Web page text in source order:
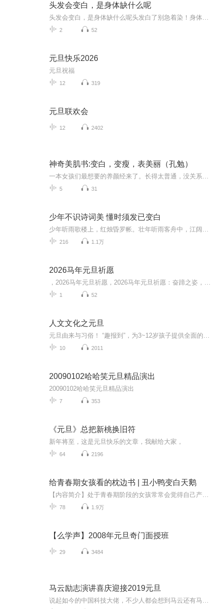
头发会变白，是身体缺什么呢
2 52
元旦快乐2026
元旦祝福
12 319
元旦联欢会
12 2402
神奇美肌书:变白，变瘦，表美丽（孔勉）
5 31
少年不识诗词美 懂时须发已变白
216 1.1万
2026马年元旦祈愿
1 52
人文文化之元旦
10 2011
20090102哈哈笑元旦精品演出
20090102哈哈笑元旦精品演出
7 353
《元旦》总把新桃换旧符
新年将至，这是元旦快乐的文章，我献给大家，
64 2196
给青春期女孩看的枕边书 | 丑小鸭变白天鹅
78 1.9万
【么学声】2008年元旦奇门面授班
29 3484
马云励志演讲喜庆迎接2019元旦